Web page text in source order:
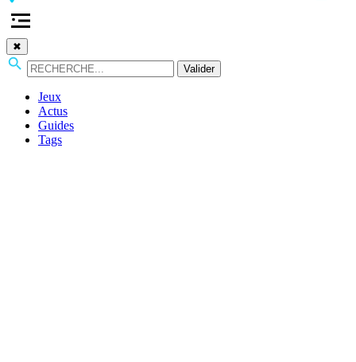
✖
Valider
Jeux
Actus
Guides
Tags